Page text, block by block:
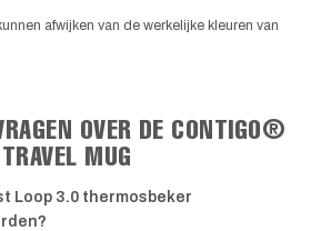
afwijken van de werkelijke kleuren van
OVER DE CONTIGO®
MUG
Loop 3.0 thermosbeker